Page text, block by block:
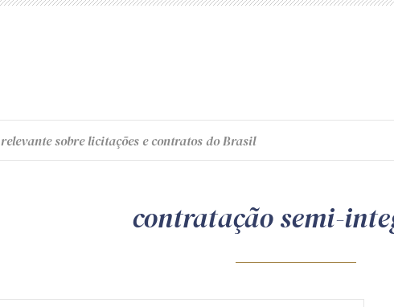
sobre licitações e contratos do Brasil
contratação semi-